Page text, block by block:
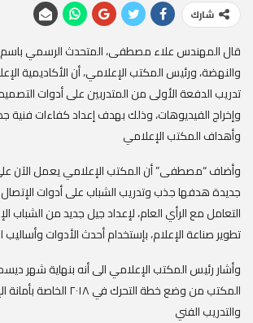
شارك
قال المهندس علاء مصطفى، المتحدث الرسمي باسم
والنهضة، ورئيس المكتب الإعلامي، أن الأكاديمية
تدريب الدفعة الأولى من المتدربين على أدوات
وإخراج الفيديوهات، وذلك بهدف إعداد كفاءات فنية
وأهداف المكتب الإعلامي
وأضاف “مصطفى” أن المكتب الإعلامي يعمل الآن
جديدة هدفها جذب وتدريب الشباب على أدوات
التعامل مع الرأي العام، لإعداد جيل جديد من الشباب
تطوير صناعة الإعلام، بإستخدام أحدث الأدوات وأساليب
وأشار رئيس المكتب الإعلامي الى أنه بنهاية شهر
المكتب من وضع خطة التحرك في
والتدريب الفني